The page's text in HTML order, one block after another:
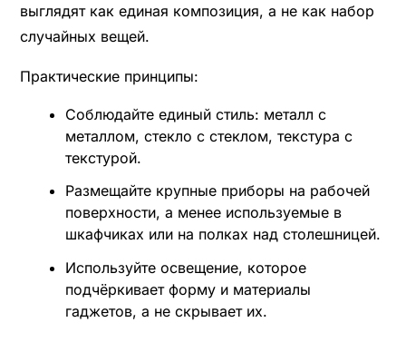
выглядят как единая композиция, а не как набор
случайных вещей.
Практические принципы:
Соблюдайте единый стиль: металл с
металлом, стекло с стеклом, текстура с
текстурой.
Размещайте крупные приборы на рабочей
поверхности, а менее используемые в
шкафчиках или на полках над столешницей.
Используйте освещение, которое
подчёркивает форму и материалы
гаджетов, а не скрывает их.